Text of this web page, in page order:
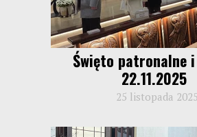
Święto patronalne i
22.11.2025
25 listopada 2025